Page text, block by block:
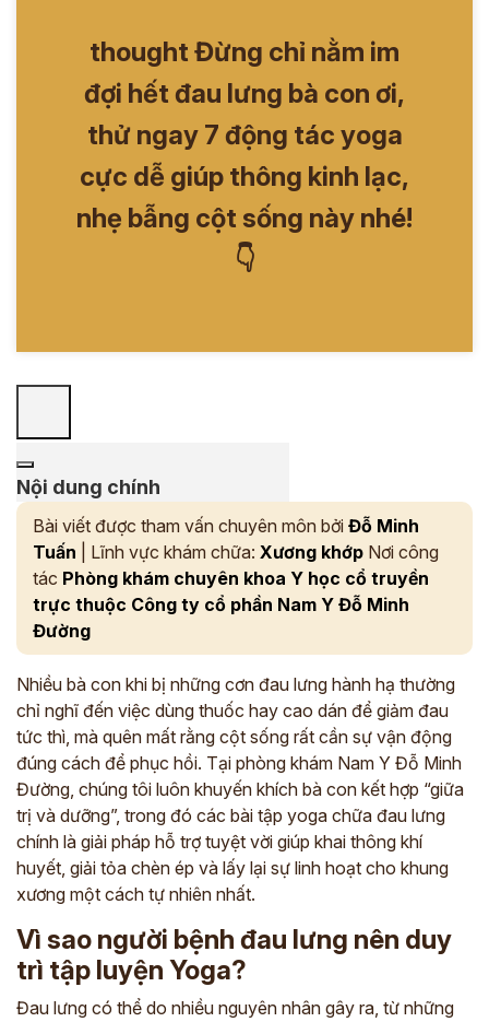
thought Đừng chỉ nằm im
đợi hết đau lưng bà con ơi,
thử ngay 7 động tác yoga
cực dễ giúp thông kinh lạc,
nhẹ bẫng cột sống này nhé!
👇
Nội dung chính
Bài viết được tham vấn chuyên môn bởi Đỗ Minh
Tuấn | Lĩnh vực khám chữa: Xương khớp Nơi công
tác Phòng khám chuyên khoa Y học cổ truyền
trực thuộc Công ty cổ phần Nam Y Đỗ Minh
Đường
Nhiều bà con khi bị những cơn đau lưng hành hạ thường
chỉ nghĩ đến việc dùng thuốc hay cao dán để giảm đau
tức thì, mà quên mất rằng cột sống rất cần sự vận động
đúng cách để phục hồi. Tại phòng khám Nam Y Đỗ Minh
Đường, chúng tôi luôn khuyến khích bà con kết hợp “giữa
trị và dưỡng”, trong đó các bài tập yoga chữa đau lưng
chính là giải pháp hỗ trợ tuyệt vời giúp khai thông khí
huyết, giải tỏa chèn ép và lấy lại sự linh hoạt cho khung
xương một cách tự nhiên nhất.
Vì sao người bệnh đau lưng nên duy
trì tập luyện Yoga?
Đau lưng có thể do nhiều nguyên nhân gây ra, từ những